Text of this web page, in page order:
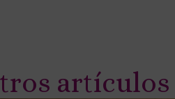
artículos